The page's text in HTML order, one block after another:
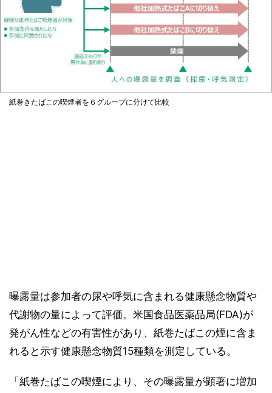
紙巻きたばこの喫煙者を６グループに分けて比較
曝露量は参加者の尿や呼気に含まれる健康懸念物質や
代謝物の量によって評価。米国食品医薬品局(FDA)が
発がん性などの有害性があり、紙巻たばこの煙に含ま
れると示す健康懸念物質15種類を測定している。
「紙巻たばこの喫煙により、その曝露量が顕著に増加